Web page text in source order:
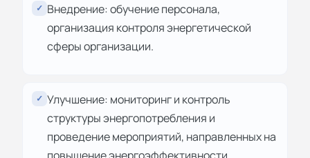
✓ Внедрение: обучение персонала,
организация контроля энергетической
сферы организации.
✓ Улучшение: мониторинг и контроль
структуры энергопотребления и
проведение мероприятий, направленных на
повышение энергоэффективности.